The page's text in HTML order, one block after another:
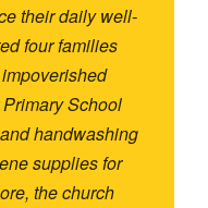
their daily well-
four families
School
handwashing
supplies for
the church